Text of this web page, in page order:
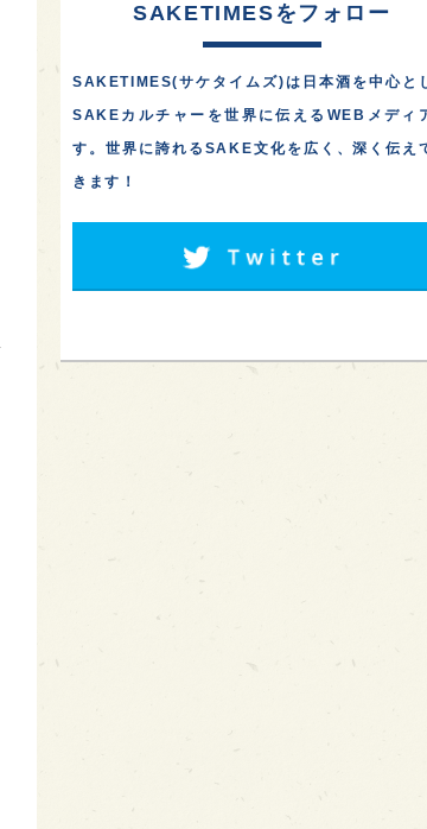
SAKETIMESをフォロー
SAKETIMES(サケタイムズ)は日本酒を中心と
SAKEカルチャーを世界に伝えるWEBメディ
す。世界に誇れるSAKE文化を広く、深く伝え
きます！